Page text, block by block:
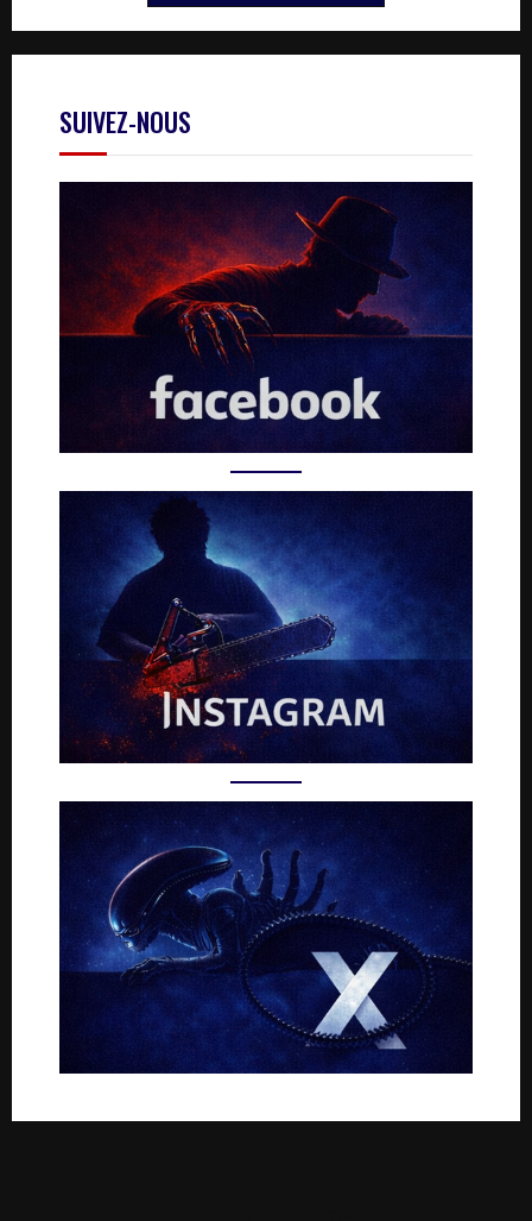
SUIVEZ-NOUS